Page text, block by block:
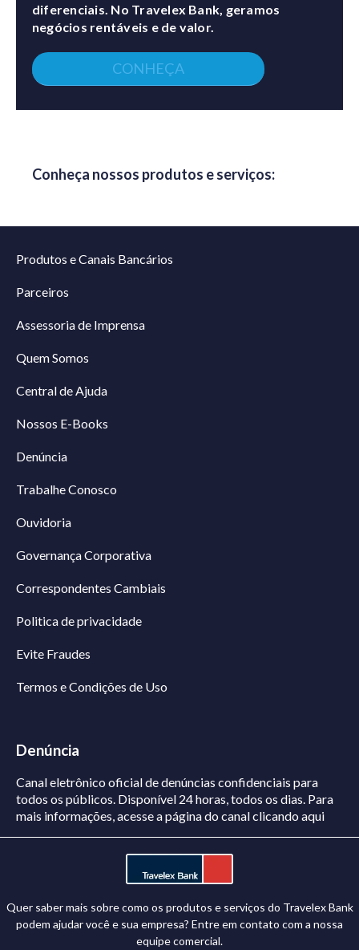
diferenciais. No Travelex Bank, geramos
negócios rentáveis e de valor.
CONHEÇA
Conheça nossos produtos e serviços:
Produtos e Canais Bancários
Parceiros
Assessoria de Imprensa
Quem Somos
Central de Ajuda
Nossos E-Books
Denúncia
Trabalhe Conosco
Ouvidoria
Governança Corporativa
Correspondentes Cambiais
Politica de privacidade
Evite Fraudes
Termos e Condições de Uso
Denúncia
Canal eletrônico oficial de denúncias confidenciais para
todos os públicos. Disponível 24 horas, todos os dias. Para
mais informações, acesse a página do canalclicando aqui
Quer saber mais sobre como os produtos e serviços do Travelex Bank
podem ajudar você e sua empresa? Entre em contato com a nossa
equipe comercial.